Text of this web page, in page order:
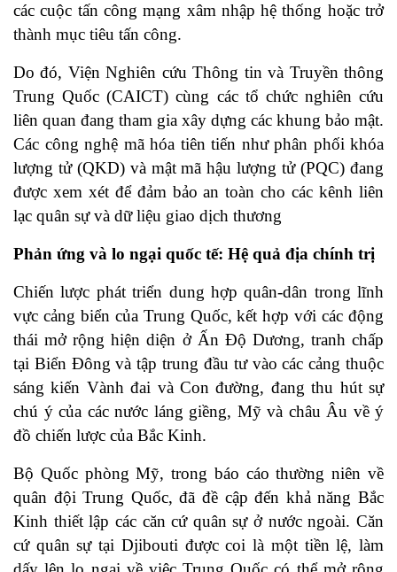
các cuộc tấn công mạng xâm nhập hệ thống hoặc trở
thành mục tiêu tấn công.
Do đó, Viện Nghiên cứu Thông tin và Truyền thông
Trung Quốc (CAICT) cùng các tổ chức nghiên cứu
liên quan đang tham gia xây dựng các khung bảo mật.
Các công nghệ mã hóa tiên tiến như phân phối khóa
lượng tử (QKD) và mật mã hậu lượng tử (PQC) đang
được xem xét để đảm bảo an toàn cho các kênh liên
lạc quân sự và dữ liệu giao dịch thương
Phản ứng và lo ngại quốc tế: Hệ quả địa chính trị
Chiến lược phát triển dung hợp quân-dân trong lĩnh
vực cảng biển của Trung Quốc, kết hợp với các động
thái mở rộng hiện diện ở Ấn Độ Dương, tranh chấp
tại Biển Đông và tập trung đầu tư vào các cảng thuộc
sáng kiến Vành đai và Con đường, đang thu hút sự
chú ý của các nước láng giềng, Mỹ và châu Âu về ý
đồ chiến lược của Bắc Kinh.
Bộ Quốc phòng Mỹ, trong báo cáo thường niên về
quân đội Trung Quốc, đã đề cập đến khả năng Bắc
Kinh thiết lập các căn cứ quân sự ở nước ngoài. Căn
cứ quân sự tại Djibouti được coi là một tiền lệ, làm